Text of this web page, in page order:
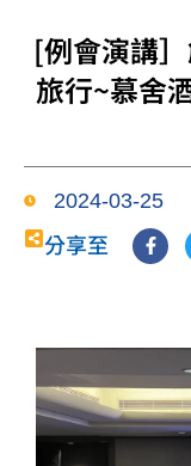
[例會演講
旅行~慕舍
2024-03-25
分享至 F
a
c
o
-
f